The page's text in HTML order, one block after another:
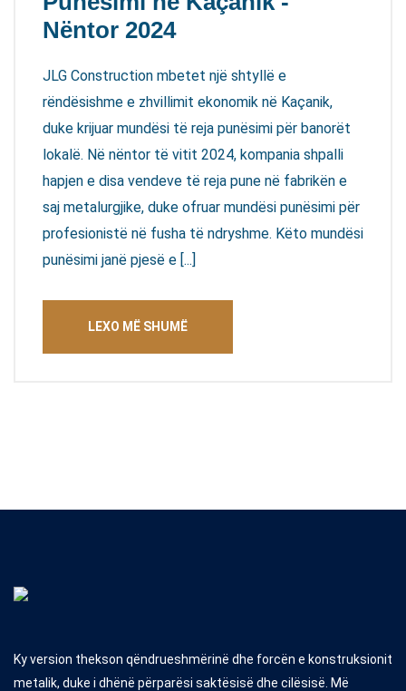
Nëntor 2024
JLG Construction mbetet një shtyllë e
rëndësishme e zhvillimit ekonomik në Kaçanik,
duke krijuar mundësi të reja punësimi për banorët
lokalë. Në nëntor të vitit 2024, kompania shpalli
hapjen e disa vendeve të reja pune në fabrikën e
saj metalurgjike, duke ofruar mundësi punësimi për
profesionistë në fusha të ndryshme. Këto mundësi
punësimi janë pjesë e [...]
LEXO MË SHUMË
Ky version thekson qëndrueshmërinë dhe forcën e konstruksionit
metalik, duke i dhënë përparësi saktësisë dhe cilësisë. Më